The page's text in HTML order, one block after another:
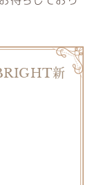
新